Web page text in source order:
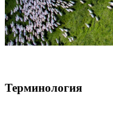
Терминология